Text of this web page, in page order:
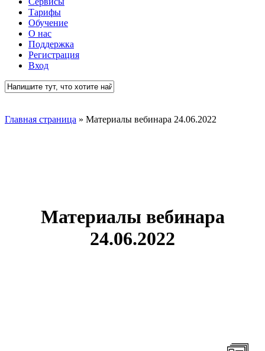
Тарифы
Обучение
О нас
Поддержка
Регистрация
Вход
Главная страница » Материалы вебинара 24.06.2022
Материалы вебинара
24.06.2022